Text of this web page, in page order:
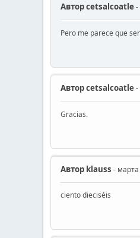
Авторcetsalcoatle-
Pero me parece que
Авторcetsalcoatle-
Gracias.
Автор klauss -
ciento dieciséis